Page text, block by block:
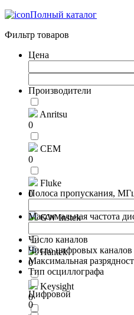
Полный каталог
Фильтр товаров
Цена
Производители
Anritsu
0
CEM
0
Fluke
0
GW Instek
Hantek
0
Keysight
0
Полоса пропускания,
Максимальная частота
Число каналов
Число цифровых каналов
Максимальная
Тип осциллографа
Цифровой
0